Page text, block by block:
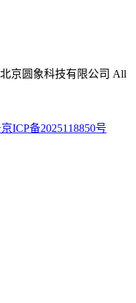
北京圆象科技有限公司 All
京ICP备2025118850号